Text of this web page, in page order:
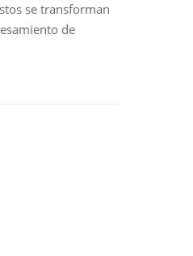
se transforman
de